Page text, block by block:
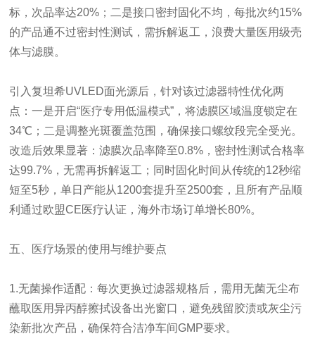
标，次品率达20%；二是接口密封固化不均，每批次约15%
的产品通不过密封性测试，需拆解返工，浪费大量医用级壳
体与滤膜。
引入复坦希UVLED面光源后，针对该过滤器特性优化两
点：一是开启“医疗专用低温模式”，将滤膜区域温度锁定在
34℃；二是调整光斑覆盖范围，确保接口螺纹段完全受光。
改造后效果显著：滤膜次品率降至0.8%，密封性测试合格率
达99.7%，无需再拆解返工；同时固化时间从传统的12秒缩
短至5秒，单日产能从1200套提升至2500套，且所有产品顺
利通过欧盟CE医疗认证，海外市场订单增长80%。
五、医疗场景的使用与维护要点
1.无菌操作适配：每次更换过滤器规格后，需用无菌无尘布
蘸取医用异丙醇擦拭设备出光窗口，避免残留胶渍或灰尘污
染新批次产品，确保符合洁净车间GMP要求。